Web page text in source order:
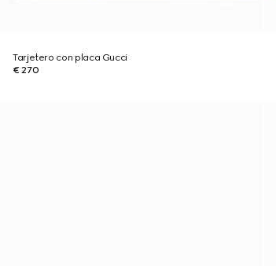
Tarjetero con placa Gucci
€ 270